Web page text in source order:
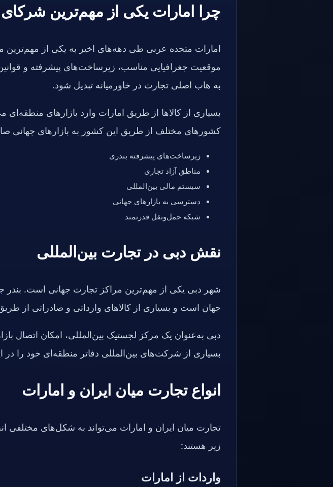
چرا امارات یکی از مهم‌ترین
امارات متحده عربی طی دهه‌های اخیر به یکی از
موقعیت جغرافیایی مناسب، زیرساخت‌های پیشرفته و
به هاب اصلی تجارت در خاورمیانه تبدیل شود.
بسیاری از کالاها از طریق امارات وارد بازارهای منطقه‌ای
کشورهای مختلف از طریق این کشور به بازارهای جهانی
زیرساخت‌های پیشرفته بندری
مناطق آزاد تجاری
سیستم مالی بین‌المللی
دسترسی به بازارهای جهانی
شبکه حمل‌ونقل قدرتمند
نقش دبی در تجارت بین‌المللی
شهر دبی یکی از مهم‌ترین مراکز تجارت جهانی است. بندر
جهان است و بسیاری از کالاهای وارداتی و صادراتی از
دبی به‌عنوان یک مرکز لجستیک بین‌المللی، امکان اتصال
بسیاری از شرکت‌های بین‌المللی دفاتر منطقه‌ای خود را در
انواع تجارت میان ایران و امارات
تجارت میان ایران و امارات می‌تواند به شکل‌های
زیر هستند:
واردات از امارات